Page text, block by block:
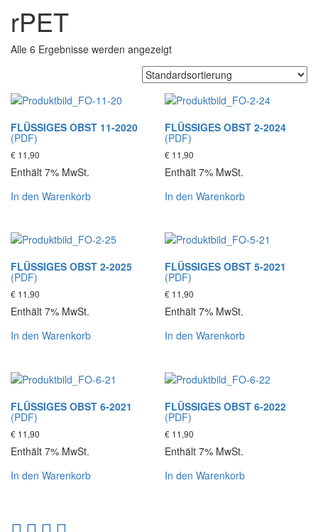
rPET
Alle 6 Ergebnisse werden angezeigt
FLÜSSIGES OBST 11-2020
(PDF)
€ 11,90
Enthält 7% MwSt.
In den Warenkorb
FLÜSSIGES OBST 2-2024
(PDF)
€ 11,90
Enthält 7% MwSt.
In den Warenkorb
FLÜSSIGES OBST 2-2025
(PDF)
€ 11,90
Enthält 7% MwSt.
In den Warenkorb
FLÜSSIGES OBST 5-2021
(PDF)
€ 11,90
Enthält 7% MwSt.
In den Warenkorb
FLÜSSIGES OBST 6-2021
(PDF)
€ 11,90
Enthält 7% MwSt.
In den Warenkorb
FLÜSSIGES OBST 6-2022
(PDF)
€ 11,90
Enthält 7% MwSt.
In den Warenkorb